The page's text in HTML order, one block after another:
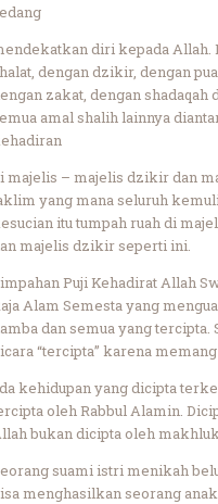
diri kepada Allah.
dengan dzikir, dengan
zakat, dengan shadaqah
amal shalih lainnya
majelis – majelis dzikir dan
yang mana seluruh
itu tumpah ruah di
majelis dzikir seperti ini.
Puji Kehadirat Allah
Alam Semesta yang
dan semua yang tercipta.
“tercipta” karena
kehidupan yang dicipta
oleh Rabbul Alamin.
bukan dicipta oleh
suami istri menikah
menghasilkan seorang